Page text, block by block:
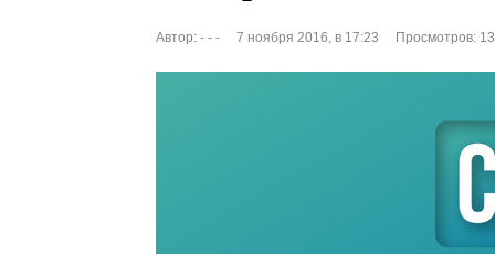
Автор: - - - 7 ноября 2016, в 17:23 Просмотров: